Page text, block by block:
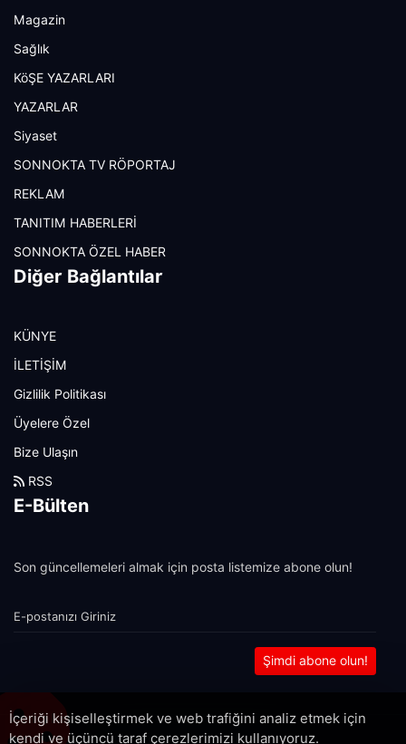
Magazin
Sağlık
KöŞE YAZARLARI
YAZARLAR
Siyaset
SONNOKTA TV RÖPORTAJ
REKLAM
TANITIM HABERLERİ
SONNOKTA ÖZEL HABER
Diğer Bağlantılar
KÜNYE
İLETİŞİM
Gizlilik Politikası
Üyelere Özel
Bize Ulaşın
RSS
E-Bülten
Son güncellemeleri almak için posta listemize abone olun!
Şimdi abone olun!
İçeriği kişiselleştirmek ve web trafiğini analiz etmek için
kendi ve üçüncü taraf çerezlerimizi kullanıyoruz.